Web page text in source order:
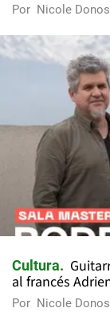
Por Nicole
Cultura
al francés
Por Nicole